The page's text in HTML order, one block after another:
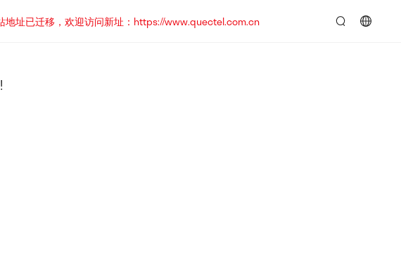
地址已迁移，欢迎访问新址：https://www.quectel.com.cn